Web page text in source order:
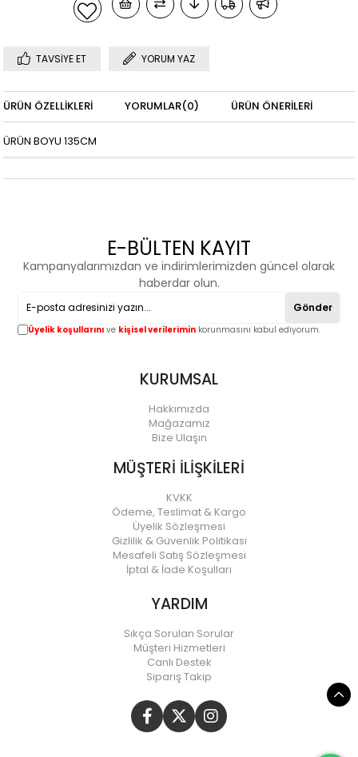
TAVSIYE ET YORUM YAZ
ÜRÜN ÖZELLIKLERI YORUMLAR(0) ÜRÜN ÖNERILERI
ÜRÜN BOYU 135CM
E-BÜLTEN KAYIT
Kampanyalarımızdan ve indirimlerimizden güncel olarak
haberdar olun.
Gönder
Üyelik koşullarını ve kişisel verilerimin korunmasını kabul ediyorum.
KURUMSAL
Hakkımızda
Mağazamız
Bize Ulaşın
MÜŞTERİ İLİŞKİLERİ
KVKK
Ödeme, Teslimat & Kargo
Üyelik Sözleşmesi
Gizlilik & Güvenlik Politikası
Mesafeli Satış Sözleşmesi
İptal & İade Koşulları
YARDIM
Sıkça Sorulan Sorular
Müşteri Hizmetleri
Canlı Destek
Sipariş Takip